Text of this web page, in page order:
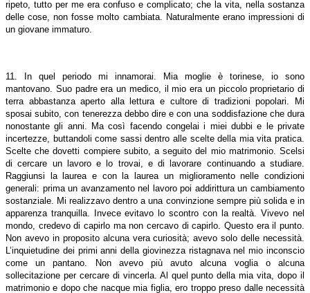
ripeto, tutto per me era confuso e complicato; che la vita, nella sostanza
delle cose, non fosse molto cambiata. Naturalmente erano impressioni di
un giovane immaturo.
11. In quel periodo mi innamorai. Mia moglie è torinese, io sono
mantovano. Suo padre era un medico, il mio era un piccolo proprietario di
terra abbastanza aperto alla lettura e cultore di tradizioni popolari. Mi
sposai subito, con tenerezza debbo dire e con una soddisfazione che dura
nonostante gli anni. Ma così facendo congelai i miei dubbi e le private
incertezze, buttandoli come sassi dentro alle scelte della mia vita pratica.
Scelte che dovetti compiere subito, a seguito del mio matrimonio. Scelsi
di cercare un lavoro e lo trovai, e di lavorare continuando a studiare.
Raggiunsi la laurea e con la laurea un miglioramento nelle condizioni
generali: prima un avanzamento nel lavoro poi addirittura un cambiamento
sostanziale. Mi realizzavo dentro a una convinzione sempre più solida e in
apparenza tranquilla. Invece evitavo lo scontro con la realtà. Vivevo nel
mondo, credevo di capirlo ma non cercavo di capirlo. Questo era il punto.
Non avevo in proposito alcuna vera curiosità; avevo solo delle necessità.
L’inquietudine dei primi anni della giovinezza ristagnava nel mio inconscio
come un pantano. Non avevo più avuto alcuna voglia o alcuna
sollecitazione per cercare di vincerla. Al quel punto della mia vita, dopo il
matrimonio e dopo che nacque mia figlia, ero troppo preso dalle necessità